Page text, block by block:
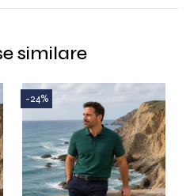
similare
-24%